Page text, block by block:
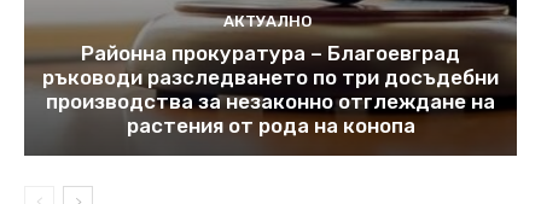
АКТУАЛНО
Районна прокуратура – Благоевград
ръководи разследването по три досъдебни
производства за незаконно отглеждане на
растения от рода на конопа